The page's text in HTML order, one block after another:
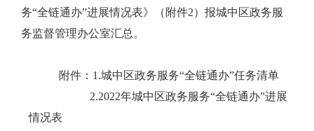
务“全链通办”进展情况表》（附件2）报城中区政务服
务监督管理办公室汇总。
附件： 1 .城中区政务服务“全链通办”任务清单
2.2022年城中区政务服务“全链通办”进展
情况表